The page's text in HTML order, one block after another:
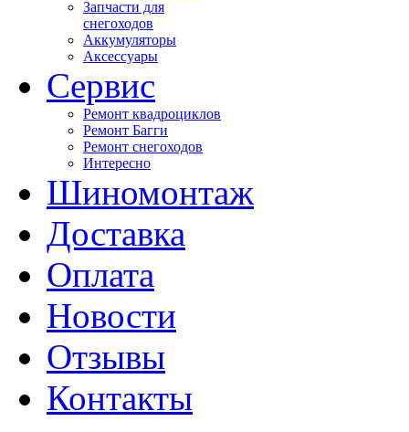
Запчасти для
снегоходов
Аккумуляторы
Аксессуары
Сервис
Ремонт квадроциклов
Ремонт Багги
Ремонт снегоходов
Интересно
Шиномонтаж
Доставка
Оплата
Новости
Отзывы
Контакты